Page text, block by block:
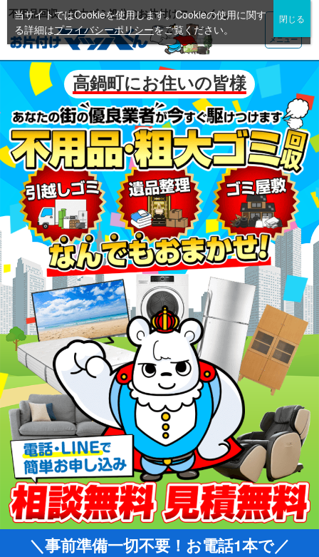
不用品回収・粗大ゴミ処分のお片付けマッハくん
メニュー
高鍋町にお住いの皆様
事前準備一切不要！お電話1本で
当サイトではCookieを使用します。Cookieの使用に関す
る詳細はプライバシーポリシーをご覧ください。